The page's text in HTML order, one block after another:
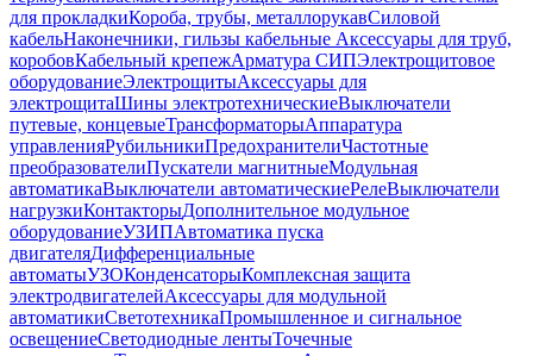
для прокладкиКороба, трубы, металлорукавСиловой
кабельНаконечники, гильзы кабельные Аксессуары для труб,
коробовКабельный крепежАрматура СИПЭлектрощитовое
оборудованиеЭлектрощитыАксессуары для
электрощитаШины электротехническиеВыключатели
путевые, концевыеТрансформаторыАппаратура
управленияРубильникиПредохранителиЧастотные
преобразователиПускатели магнитныеМодульная
автоматикаВыключатели автоматическиеРелеВыключатели
нагрузкиКонтакторыДополнительное модульное
оборудованиеУЗИПАвтоматика пуска
двигателяДифференциальные
автоматыУЗОКонденсаторыКомплексная защита
электродвигателейАксессуары для модульной
автоматикиСветотехникаПромышленное и сигнальное
освещениеСветодиодные лентыТочечные